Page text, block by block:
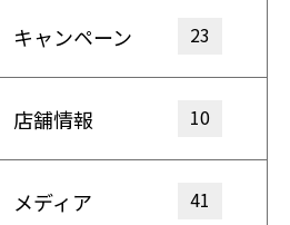
キャンペーン 23
店舗情報 10
メディア 41